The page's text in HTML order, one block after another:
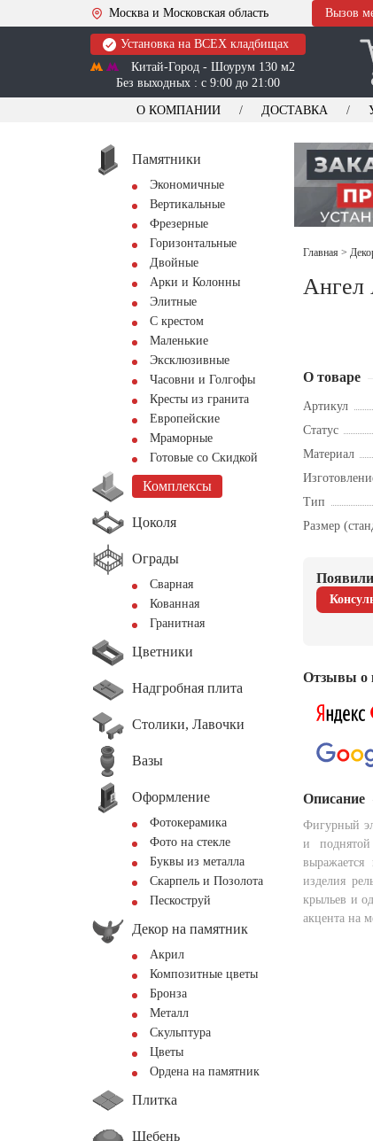
Москва и Московская область Вызов
Установка на ВСЕХ кладбищах
Китай-Город - Шоурум 130 м2
Без выходных : с 9:00 до 21:00
О КОМПАНИИ ДОСТАВКА
Памятники
Экономичные
Вертикальные
Фрезерные
Горизонтальные
Двойные
Арки и Колонны
Элитные
С крестом
Маленькие
Эксклюзивные
Часовни и Голгофы
Кресты из гранита
Европейские
Мраморные
Готовые со Скидкой
Комплексы
Цоколя
Ограды
Сварная
Кованная
Гранитная
Цветники
Надгробная плита
Столики, Лавочки
Вазы
Оформление
Фотокерамика
Фото на стекле
Буквы из металла
Скарпель и Позолота
Пескоструй
Декор на памятник
Акрил
Композитные цветы
Бронза
Металл
Скульптура
Цветы
Ордена на памятник
Плитка
Щебень
Главная >
Ангел
О товаре
Артикул
Статус
Материал
Тип
Размер
Отзывы о
Описание
Фигурный
и
изделия
крыльев и
акцента на